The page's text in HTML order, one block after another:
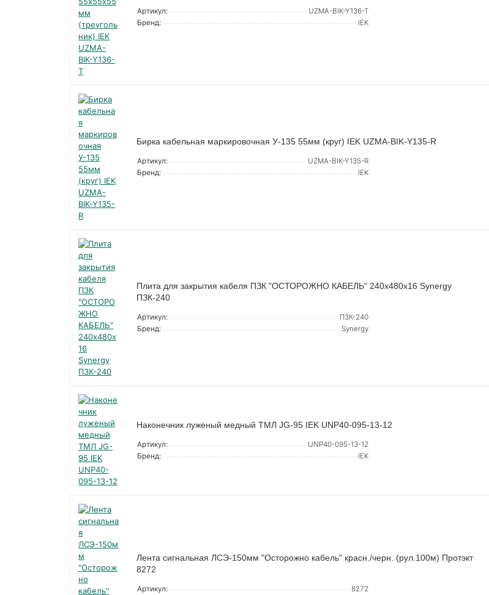
Артикул:
UZMA-BIK-Y136-T
Бренд:
IEK
Бирка кабельная маркировочная У-135 55мм (круг) IEK UZMA-BIK-Y135-R
Артикул:
UZMA-BIK-Y135-R
Бренд:
IEK
Плита для закрытия кабеля ПЗК "ОСТОРОЖНО КАБЕЛЬ" 240х480х16 Synergy
ПЗК-240
Артикул:
ПЗК-240
Бренд:
Synergy
Наконечник луженый медный ТМЛ JG-95 IEK UNP40-095-13-12
Артикул:
UNP40-095-13-12
Бренд:
IEK
Лента сигнальная ЛСЭ-150мм "Осторожно кабель" красн./черн. (рул.100м) Протэкт
8272
Артикул:
8272